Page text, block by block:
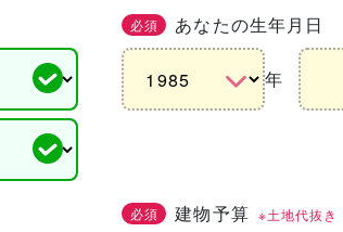
必須 あなたの生年月日
年
必須 建物予算 ※土地代抜き